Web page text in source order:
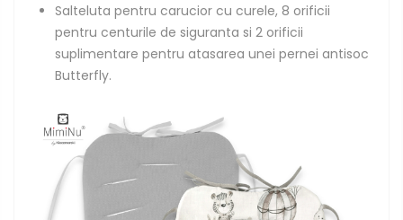
Salteluta pentru carucior cu curele, 8 orificii
pentru centurile de siguranta si 2 orificii
suplimentare pentru atasarea unei pernei antisoc
Butterfly.